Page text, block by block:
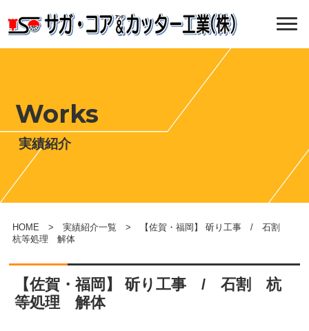
Works
実績紹介
HOME > 実績紹介一覧 > 【佐賀・福岡】 斫り工事 / 石割
杭等処理 解体
【佐賀・福岡】 斫り工事 / 石割 杭
等処理 解体